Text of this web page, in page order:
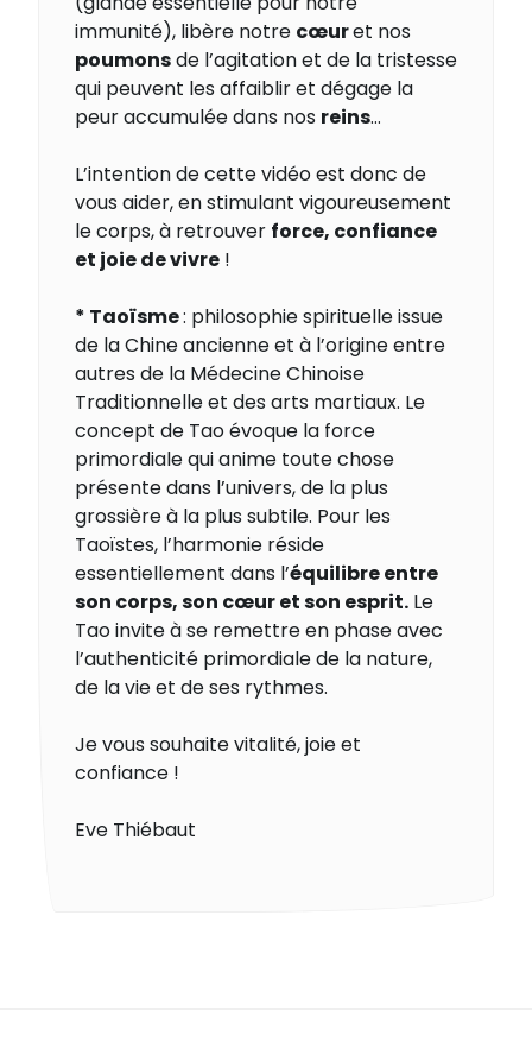
immunité), libère notre cœuret nos
poumonsde l’agitation et de la tristesse
qui peuvent les affaiblir et dégage la
peur accumulée dans nos reins…
L’intention de cette vidéo est donc de
vous aider, en stimulant vigoureusement
le corps, à retrouver force, confiance
et joie de vivre !
* Taoïsme: philosophie spirituelle issue
de la Chine ancienne et à l’origine entre
autres de la Médecine Chinoise
Traditionnelle et des arts martiaux. Le
concept de Tao évoque la force
primordiale qui anime toute chose
présente dans l’univers, de la plus
grossière à la plus subtile. Pour les
Taoïstes, l’harmonie réside
essentiellement dans l’équilibre entre
son corps, son cœur et son esprit. Le
Tao invite à se remettre en phase avec
l’authenticité primordiale de la nature,
de la vie et de ses rythmes.
Je vous souhaite vitalité, joie et
confiance !
Eve Thiébaut